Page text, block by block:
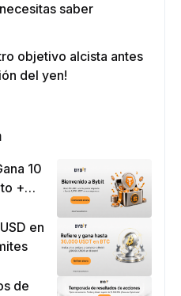
saber
objetivo alcista antes
del yen!
10
+
en
de